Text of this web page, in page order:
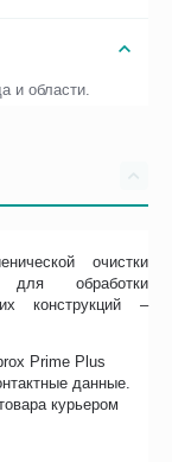
и области.
очистки
для обработки
конструкций –
Prime Plus
данные.
курьером